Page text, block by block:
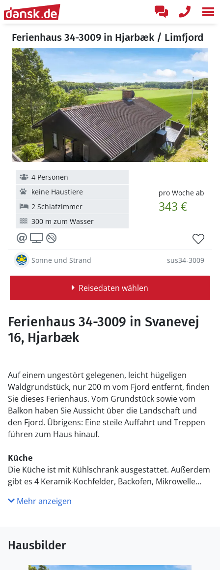
Ferienhaus 34-3009 in Hjarbæk / Limfjord
pro Woche ab
343 €
4 Personen
keine Haustiere
2 Schlafzimmer
300 m zum Wasser
Sonne und Strand sus34-3009
Reisedaten wählen
Ferienhaus 34-3009 in Svanevej
16, Hjarbæk
Auf einem ungestört gelegenen, leicht hügeligen
Waldgrundstück, nur 200 m vom Fjord entfernt, finden
Sie dieses Ferienhaus. Vom Grundstück sowie vom
Balkon haben Sie Aussicht über die Landschaft und
den Fjord. Übrigens: Eine steile Auffahrt und Treppen
führen zum Haus hinauf.
Küche
Die Küche ist mit Kühlschrank ausgestattet. Außerdem
gibt es 4 Keramik-Kochfelder, Backofen, Mikrowelle
Draußen
Die Ferienunterkunft liegt auf einem 1800 m² großen
Mehr anzeigen
Hausbilder